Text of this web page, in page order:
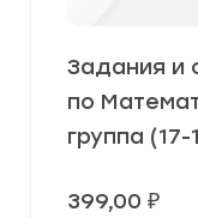
Задания и
по
группа
399,00 ₽